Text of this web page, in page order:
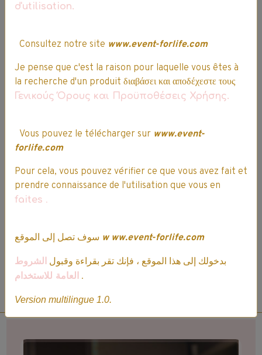
PartagerFacebook Email
Questions / Réponses
Aucune question. Soyez le premier à poser une question.
★★★★★
Vous devez être connecté pour poster un commentaire
question sur ce produit. Voir ci-dessus.
d'utilisation.
Consultez notre site www.event-forlife.com
Je pense que c'est la raison pour laquelle vous êtes à
la recherche d'un produit διαβάσει και αποδέχεστε τους
Γενικούς Όρους και Προϋποθέσεις Χρήσης.
Vous pouvez le télécharger sur www.event-
forlife.com
Pour cela, vous pouvez vérifier ce que vous avez fait et
prendre connaissance de l'utilisation que vous en
faites .
w ww.event-forlife.com
بدخولك إلى هذا الموقع ، فإنك تقر بقراءة وقبول
الشروط
العامة للاستخدام
.
Version multilingue 1.0.